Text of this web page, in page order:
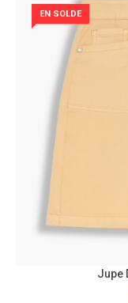
EN SOLDE
Jupe